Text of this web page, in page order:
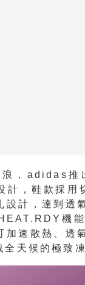
，adidas
計，鞋款採用
設計，達到透
機
加速散熱、透
天候的極致凍